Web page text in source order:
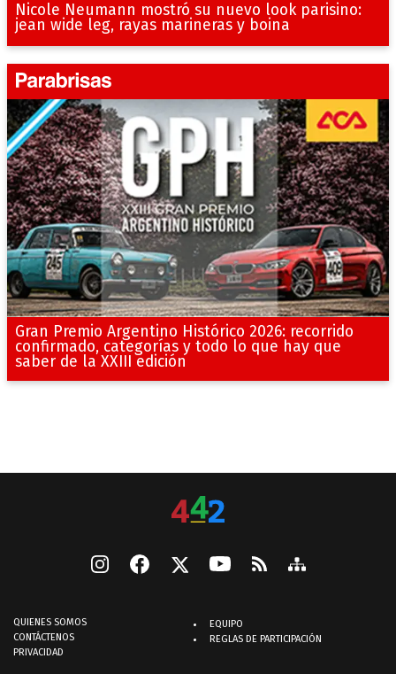
Nicole Neumann mostró su nuevo look parisino:
jean wide leg, rayas marineras y boina
Gran Premio Argentino Histórico 2026: recorrido
confirmado, categorías y todo lo que hay que
saber de la XXIII edición
QUIENES SOMOS
CONTÁCTENOS
PRIVACIDAD
EQUIPO
REGLAS DE PARTICIPACIÓN